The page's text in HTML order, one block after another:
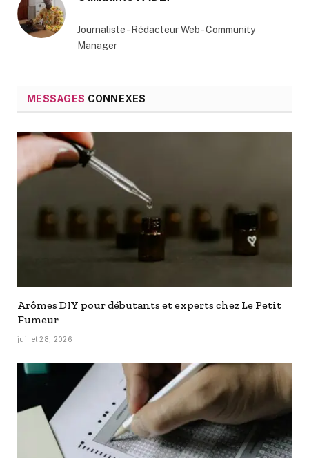
Journaliste - Rédacteur Web - Community
Manager
MESSAGES CONNEXES
Arômes DIY pour débutants et experts chez Le Petit
Fumeur
juillet 28, 2026